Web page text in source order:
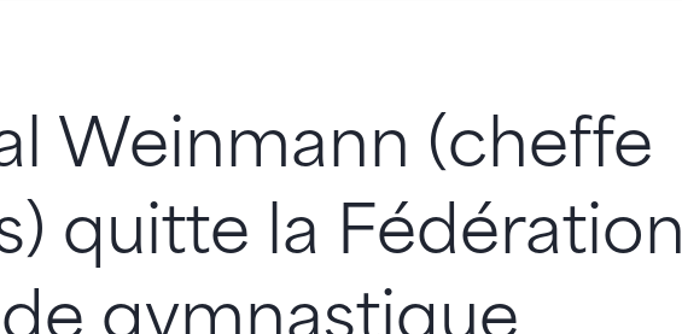
Weinmann (cheffe
quitte la Fédération
gymnastique